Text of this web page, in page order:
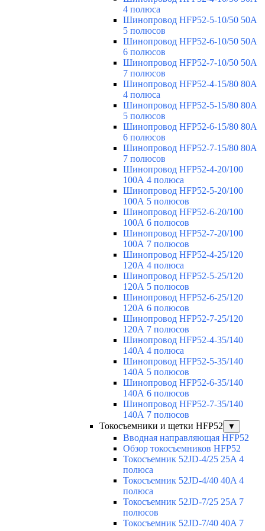
4 полюса
Шинопровод HFP52-5-10/50 50А
5 полюсов
Шинопровод HFP52-6-10/50 50А
6 полюсов
Шинопровод HFP52-7-10/50 50А
7 полюсов
Шинопровод HFP52-4-15/80 80A
4 полюса
Шинопровод HFP52-5-15/80 80А
5 полюсов
Шинопровод HFP52-6-15/80 80А
6 полюсов
Шинопровод HFP52-7-15/80 80А
7 полюсов
Шинопровод HFP52-4-20/100
100А 4 полюса
Шинопровод HFP52-5-20/100
100А 5 полюсов
Шинопровод HFP52-6-20/100
100А 6 полюсов
Шинопровод HFP52-7-20/100
100А 7 полюсов
Шинопровод HFP52-4-25/120
120А 4 полюса
Шинопровод HFP52-5-25/120
120А 5 полюсов
Шинопровод HFP52-6-25/120
120А 6 полюсов
Шинопровод HFP52-7-25/120
120А 7 полюсов
Шинопровод HFP52-4-35/140
140А 4 полюса
Шинопровод HFP52-5-35/140
140А 5 полюсов
Шинопровод HFP52-6-35/140
140А 6 полюсов
Шинопровод HFP52-7-35/140
140А 7 полюсов
Токосъемники и щетки HFP52
▼
Вводная направляющая HFP52
Обзор токосъемников HFP52
Токосъемник 52JD-4/25 25A 4
полюса
Токосъемник 52JD-4/40 40A 4
полюса
Токосъемник 52JD-7/25 25A 7
полюсов
Токосъемник 52JD-7/40 40A 7